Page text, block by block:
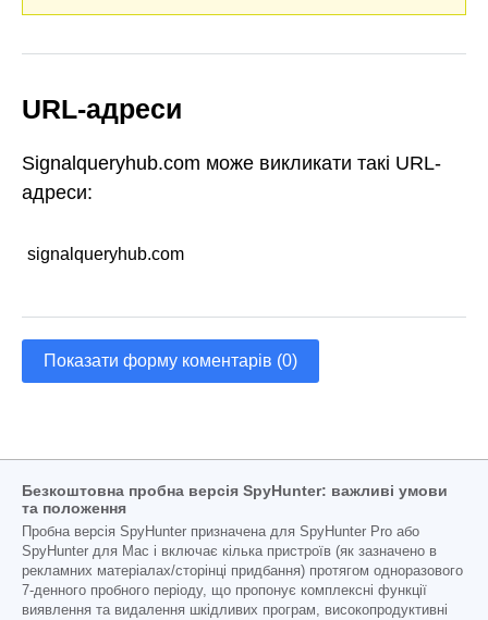
URL-адреси
Signalqueryhub.com може викликати такі URL-
адреси:
signalqueryhub.com
Показати форму коментарів (0)
Безкоштовна пробна версія SpyHunter: важливі умови
та положення
Пробна версія SpyHunter призначена для SpyHunter Pro або
SpyHunter для Mac і включає кілька пристроїв (як зазначено в
рекламних матеріалах/сторінці придбання) протягом одноразового
7-денного пробного періоду, що пропонує комплексні функції
виявлення та видалення шкідливих програм, високопродуктивні